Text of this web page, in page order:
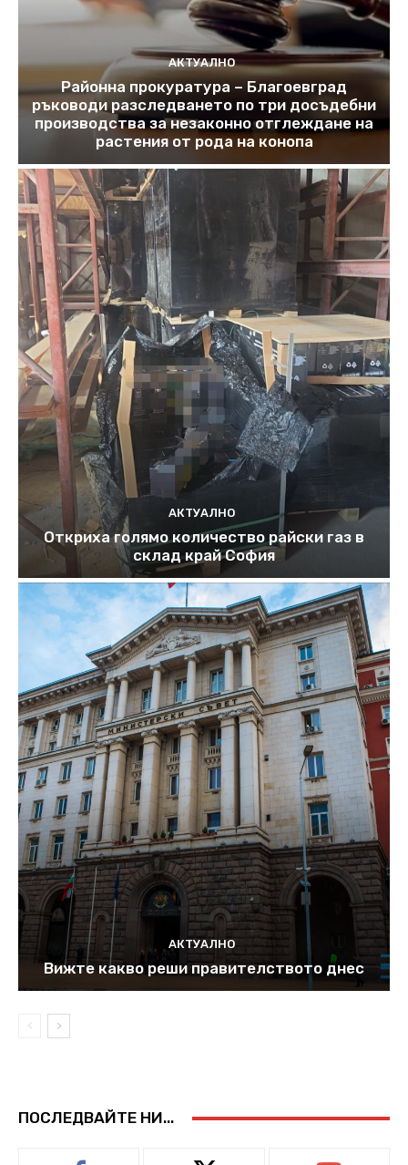
АКТУАЛНО
Районна прокуратура – Благоевград
ръководи разследването по три досъдебни
производства за незаконно отглеждане на
растения от рода на конопа
АКТУАЛНО
Откриха голямо количество райски газ в
склад край София
АКТУАЛНО
Вижте какво реши правителството днес
ПОСЛЕДВАЙТЕ НИ...